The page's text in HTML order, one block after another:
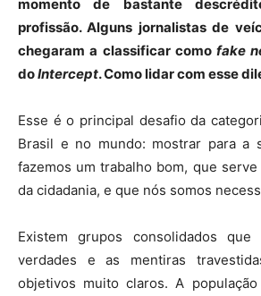
momento de bastante
profissão. Alguns jornalistas de
chegaram a classificar comofake
doIntercept. Como lidar com esse
Esse é o principal desafio da
Brasil e no mundo: mostrar para a
fazemos um trabalho bom, que
da cidadania, e que nós somos
Existem grupos consolidados
verdades e as mentiras
objetivos muito claros. A